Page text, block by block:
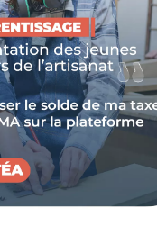
Programme
par le
du Var, de la
exprimés par